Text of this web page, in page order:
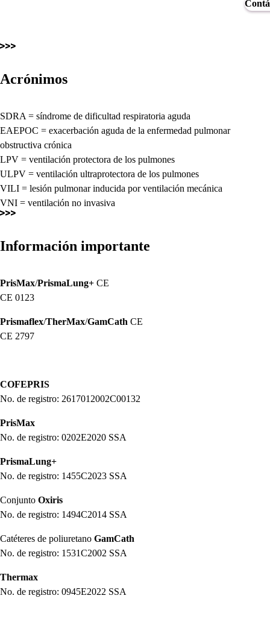
Acrónimos
SDRA = síndrome de dificultad respiratoria aguda
EAEPOC = exacerbación aguda de la enfermedad pulmonar
obstructiva crónica
LPV = ventilación protectora de los pulmones
ULPV = ventilación ultraprotectora de los pulmones
VILI = lesión pulmonar inducida por ventilación mecánica
VNI = ventilación no invasiva
Información importante
PrisMax/PrismaLung+ CE
CE 0123
Prismaflex/TherMax/GamCath CE
CE 2797
COFEPRIS
No. de registro: 2617012002C00132
PrisMax
No. de registro: 0202E2020 SSA
PrismaLung+
No. de registro: 1455C2023 SSA
Conjunto Oxiris
No. de registro: 1494C2014 SSA
Catéteres de poliuretano GamCath
No. de registro: 1531C2002 SSA
Thermax
No. de registro: 0945E2022 SSA